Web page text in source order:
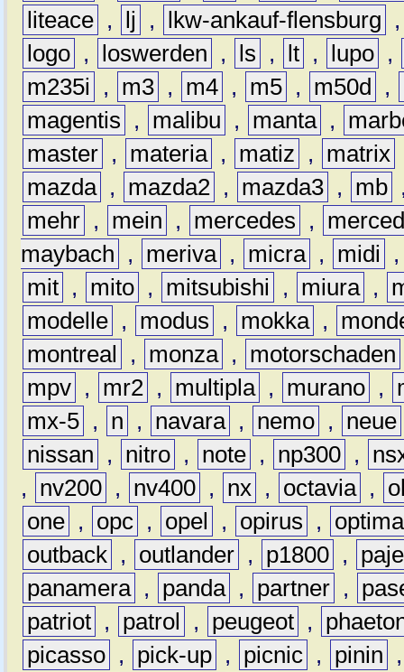
liteace , lj , lkw-ankauf-flensburg
logo , loswerden , ls , lt , lupo ,
m235i
, m3 , m4 , m5 , m50d ,
magentis
, malibu , manta ,
master , materia , matiz , matrix
mazda , mazda2 , mazda3 , mb
mehr , mein , mercedes ,
maybach
, meriva , micra , midi
mit , mito , mitsubishi , miura ,
modelle , modus , mokka ,
montreal
, monza , motorschaden
mpv , mr2 , multipla , murano ,
mx-5 , n , navara , nemo , neue
nissan
, nitro , note , np300 ,
,
nv200 , nv400 , nx , octavia ,
one , opc , opel , opirus ,
optima
outback , outlander , p1800 ,
panamera , panda , partner ,
patriot , patrol , peugeot ,
picasso , pick-up , picnic , pinin